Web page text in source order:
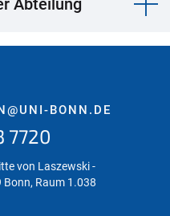
Abteilung
BONN.DE
7720
von Laszewski -
Bonn, Raum 1.038